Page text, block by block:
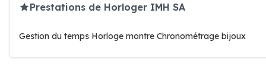
Prestations de Horloger IMH SA
Gestion du temps Horloge montre Chronométrage bijoux